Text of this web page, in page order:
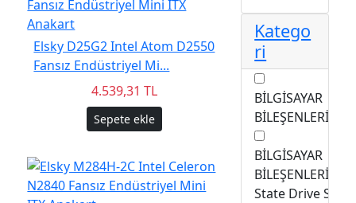
Katego
ri
BİLGİSAYAR
BİLEŞENLERİ/
BİLGİSAYAR
BİLEŞENLERİ/
State Drive SSD
Elsky D25G2 Intel Atom D2550
Fansız Endüstriyel Mi...
4.539,31 TL
Sepete ekle